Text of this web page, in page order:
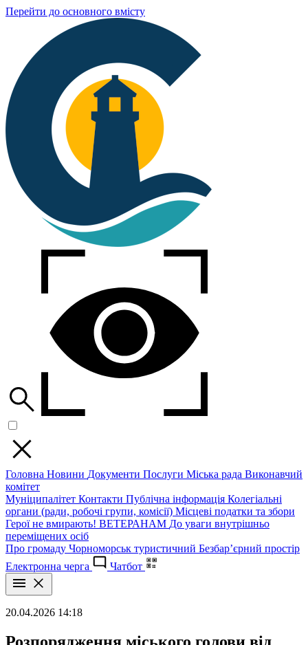
Перейти до основного вмісту
Головна Новини Документи Послуги Міська рада Виконавчий
комітет
Муніципалітет Контакти Публічна інформація Колегіальні
органи (ради, робочі групи, комісії) Місцеві податки та збори
Герої не вмирають! ВЕТЕРАНАМ До уваги внутрішньо
переміщених осіб
Про громаду Чорноморськ туристичний Безбар’єрний простір
Електронна черга
Чатбот
20.04.2026 14:18